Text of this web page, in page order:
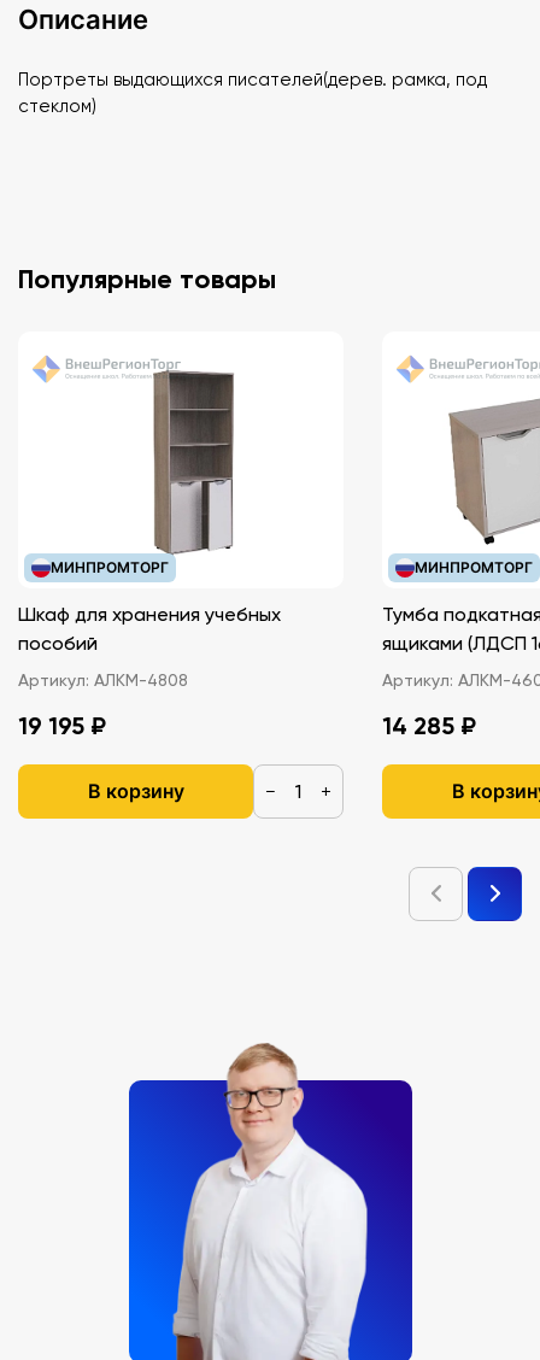
Описание
Портреты выдающихся писателей(дерев. рамка, под
стеклом)
Популярные товары
МИНПРОМТОРГ
Шкаф для хранения учебных
пособий
Артикул: АЛКМ-4808
19 195 ₽
В корзину − +
МИНПРОМТОРГ
Тумба
ящиками
Артикул: АЛКМ-
14 285 ₽
В